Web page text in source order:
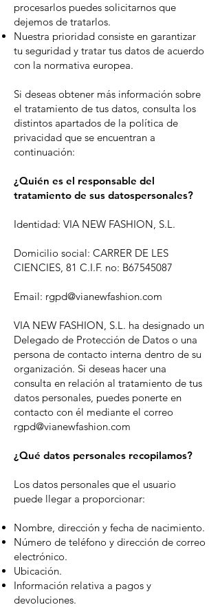
procesarlos puedes solicitarnos que
dejemos de tratarlos.
Nuestra prioridad consiste en garantizar
tu seguridad y tratar tus datos de acuerdo
con la normativa europea.
Si deseas obtener más información sobre
el tratamiento de tus datos, consulta los
distintos apartados de la política de
privacidad que se encuentran a
continuación:
¿Quién es el responsable del
tratamiento de sus datospersonales?
Identidad: VIA NEW FASHION, S.L.
Domicilio social: CARRER DE LES
CIENCIES, 81 C.I.F. no: B67545087
Email: rgpd@vianewfashion.com
VIA NEW FASHION, S.L. ha designado un
Delegado de Protección de Datos o una
persona de contacto interna dentro de su
organización. Si deseas hacer una
consulta en relación al tratamiento de tus
datos personales, puedes ponerte en
contacto con él mediante el correo
rgpd@vianewfashion.com
¿Qué datos personales recopilamos?
Los datos personales que el usuario
puede llegar a proporcionar:
Nombre, dirección y fecha de nacimiento.
Número de teléfono y dirección de correo
electrónico.
Ubicación.
Información relativa a pagos y
devoluciones.